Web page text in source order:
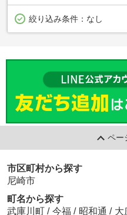
絞り込み条件： なし
ペー
市区町村から探す
尼崎市
町名から探す
武庫川町 / 今福 / 昭和通 / 大